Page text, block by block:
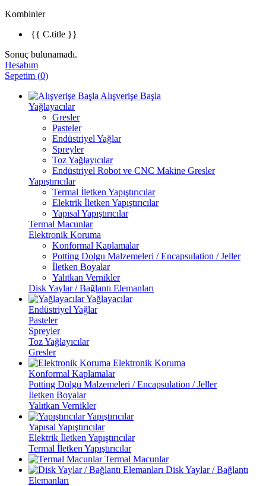
Kombinler
{{ C.title }}
Sonuç bulunamadı.
Hesabım
Sepetim (0)
Alışverişe Başla
Yağlayacılar
Gresler
Pasteler
Endüstriyel Yağlar
Spreyler
Toz Yağlayıcılar
Endüstriyel Robot ve CNC Makine Gresler
Yapıştırıcılar
Termal İletken Yapıştırıcılar
Elektrik İletken Yapıştırıcılar
Yapısal Yapıştırıcılar
Termal Macunlar
Elektronik Koruma
Konformal Kaplamalar
Potting Dolgu Malzemeleri / Encapsulation / Jeller
İletken Boyalar
Yalıtkan Vernikler
Disk Yaylar / Bağlantı Elemanları
Yağlayacılar
Endüstriyel Yağlar
Pasteler
Spreyler
Toz Yağlayıcılar
Gresler
Elektronik Koruma
Konformal Kaplamalar
Potting Dolgu Malzemeleri / Encapsulation / Jeller
İletken Boyalar
Yalıtkan Vernikler
Yapıştırıcılar
Yapısal Yapıştırıcılar
Elektrik İletken Yapıştırıcılar
Termal İletken Yapıştırıcılar
Termal Macunlar
Disk Yaylar / Bağlantı
Elemanları